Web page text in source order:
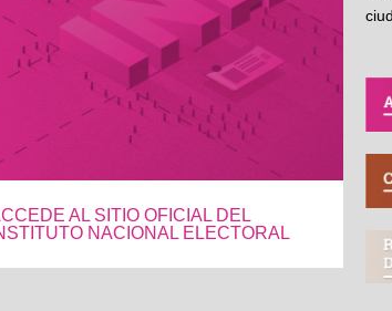
AL SITIO OFICIAL DEL
NACIONAL ELECTORAL